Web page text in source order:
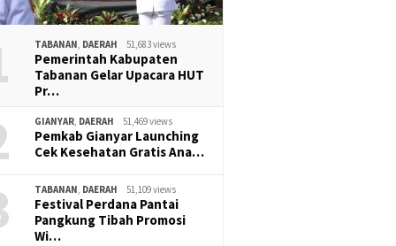
TABANAN, DAERAH 51,683 views
Pemerintah Kabupaten
Tabanan Gelar Upacara HUT
Pr…
GIANYAR, DAERAH 51,469 views
Pemkab Gianyar Launching
Cek Kesehatan Gratis Ana…
TABANAN, DAERAH 51,109 views
Festival Perdana Pantai
Pangkung Tibah Promosi
Wi…